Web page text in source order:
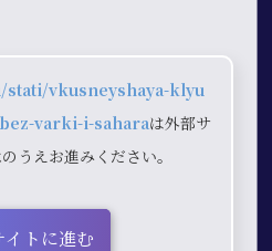
vkusneyshaya-klyu
varki-i-saharaは外部サ
うえお進みください。
イトに進む